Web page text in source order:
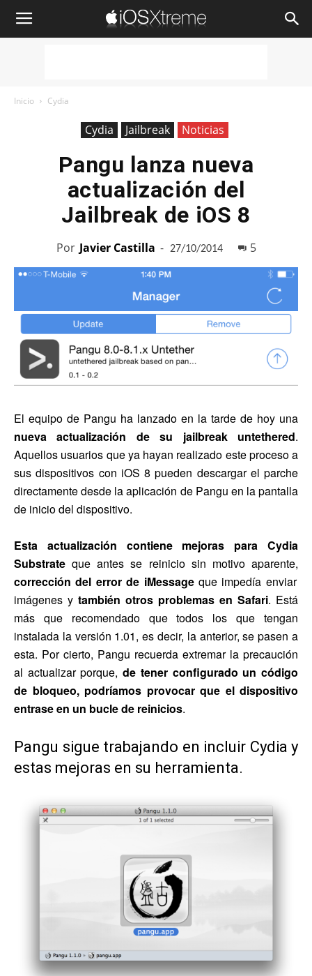
iOSXtreme
Inicio Cydia
Cydia Jailbreak Noticias
Pangu lanza nueva
actualización del
Jailbreak de iOS 8
Por Javier Castilla - 27/10/2014 5
El equipo de Pangu ha lanzado en la tarde de hoy una
nueva actualización de su jailbreak untethered.
Aquellos usuarios que ya hayan realizado este proceso a
sus dispositivos con iOS 8 pueden descargar el parche
directamente desde la aplicación de Pangu en la pantalla
de inicio del dispositivo.
Esta actualización contiene mejoras para Cydia
Substrate que antes se reinicio sin motivo aparente,
corrección del error de iMessageque impedía enviar
imágenes y también otros problemas en Safari. Está
más que recomendado que todos los que tengan
instalada la versión 1.01, es decir, la anterior, se pasen a
esta. Por cierto, Pangu recuerda extremar la precaución
al actualizar porque,de tener configurado un código
de bloqueo, podríamos provocar que el dispositivo
entrase en un bucle de reinicios.
Pangu sigue trabajando en incluir Cydia y
estas mejoras en su herramienta.